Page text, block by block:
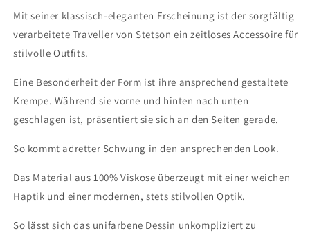
UV-
Schutz
40
-
UV-
Schutz
40
Mit seiner klassisch-eleganten Erscheinung ist der sorgfältig
verarbeitete Traveller von Stetson ein zeitloses Accessoire für
stilvolle Outfits.
Eine Besonderheit der Form ist ihre ansprechend gestaltete
Krempe. Während sie vorne und hinten nach unten
geschlagen ist, präsentiert sie sich an den Seiten gerade.
So kommt adretter Schwung in den ansprechenden Look.
Das Material aus 100% Viskose überzeugt mit einer weichen
Haptik und einer modernen, stets stilvollen Optik.
So lässt sich das unifarbene Dessin unkompliziert zu